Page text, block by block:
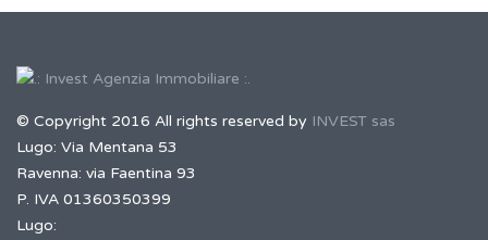
© Copyright 2016 All rights reserved by INVEST sas
Lugo: Via Mentana 53
Ravenna: via Faentina 93
P. IVA 01360350399
Lugo: